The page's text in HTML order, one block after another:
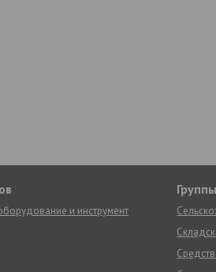
и инструмент